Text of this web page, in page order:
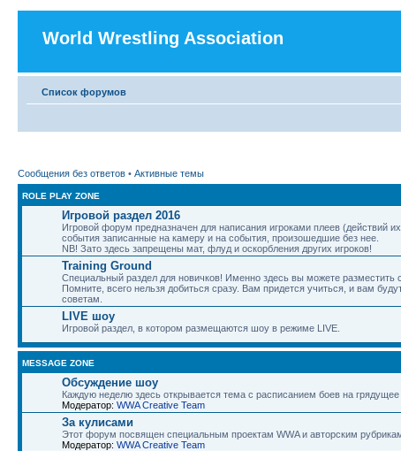
World Wrestling Association
Список форумов
Сообщения без ответов • Активные темы
ROLE PLAY ZONE
Игровой раздел 2016
Игровой форум предназначен для написания игроками плеев (действий
события записанные на камеру и на события, произошедшие без нее.
NB! Зато здесь запрещены мат, флуд и оскорбления других игроков!
Training Ground
Специальный раздел для новичков! Именно здесь вы можете разместить
Помните, всего нельзя добиться сразу. Вам придется учиться, и вам
советам.
LIVE шоу
Игровой раздел, в котором размещаются шоу в режиме LIVE.
MESSAGE ZONE
Обсуждение шоу
Каждую неделю здесь открывается тема с расписанием боев на грядущее
Модератор: WWA Creative Team
За кулисами
Этот форум посвящен специальным проектам WWA и авторским
Модератор: WWA Creative Team